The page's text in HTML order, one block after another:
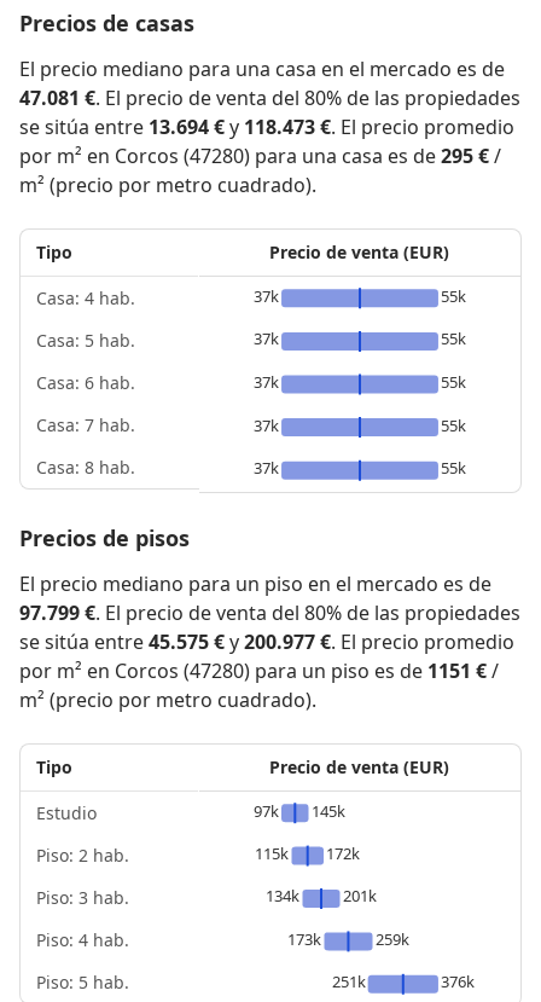
Precios de casas
El precio mediano para una casa en el mercado es de
47.081 €. El precio de venta del 80% de las propiedades
se sitúa entre 13.694 €y 118.473 €. El precio promedio
por m² en Corcos (47280) para una casa es de295 €/
m² (precio por metro cuadrado).
Tipo
Casa: 4 hab.
Casa: 5 hab.
Casa: 6 hab.
Casa: 7 hab.
Casa: 8 hab.
Precio de venta (EUR)
37k
55k
37k
55k
37k
55k
37k
55k
37k
55k
Precios de pisos
El precio mediano para un piso en el mercado es de
97.799 €. El precio de venta del 80% de las propiedades
se sitúa entre45.575 €y200.977 €. El precio promedio
por m² en Corcos (47280) para un piso es de 1151 €/
m² (precio por metro cuadrado).
Tipo
Estudio
Piso: 2 hab.
Piso: 3 hab.
Piso: 4 hab.
Piso: 5 hab.
Precio de venta (EUR)
97k
145k
115k
172k
134k
201k
173k
259k
251k
376k